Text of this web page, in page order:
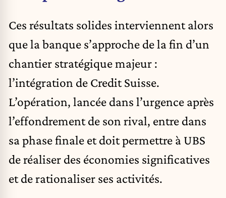
Ces résultats solides interviennent alors
que la banque s’approche de la fin d’un
chantier stratégique majeur :
l’intégration de Credit Suisse.
L’opération, lancée dans l’urgence après
l’effondrement de son rival, entre dans
sa phase finale et doit permettre à UBS
de réaliser des économies significatives
et de rationaliser ses activités.